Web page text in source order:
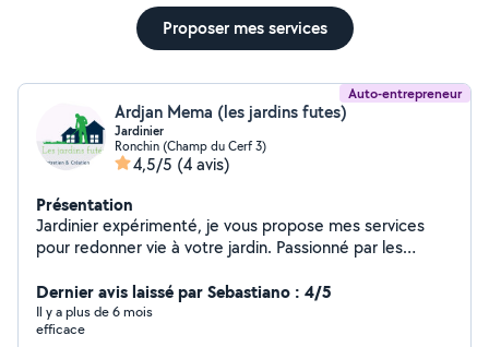
Proposer mes services
Auto-entrepreneur
Ardjan Mema (les jardins futes)
Jardinier
Ronchin (Champ du Cerf 3)
4,5/5 (4 avis)
Présentation
Jardinier expérimenté, je vous propose mes services
pour redonner vie à votre jardin. Passionné par les
j'interviens avec soin et efficacité pour tous vos travaux
d'entretien extérieur. Mes prestations incluent : Tonte
de pelouse Taille de haies et d'arbustes Pose de gazon
Dernier avis laissé par Sebastiano : 4/5
Il y a plus de 6 mois
efficace